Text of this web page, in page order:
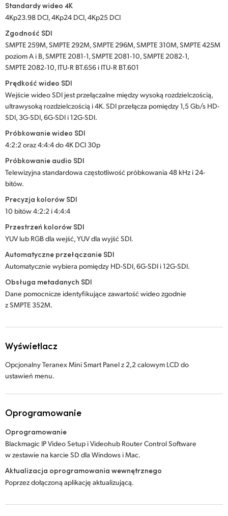
Standardy wideo 4K
4Kp23.98 DCI, 4Kp24 DCI, 4Kp25 DCI
Zgodność SDI
SMPTE 259M, SMPTE 292M, SMPTE 296M, SMPTE 310M, SMPTE 425M
poziom A i B, SMPTE 2081‑1, SMPTE 2081‑10, SMPTE 2082‑1,
SMPTE 2082‑10, ITU‑R BT.656 i ITU‑R BT.601
Prędkość wideo SDI
Wejście wideo SDI jest przełączalne między wysoką rozdzielczością,
ultrawysoką rozdzielczością i 4K. SDI przełącza pomiędzy 1,5 Gb/s HD-
SDI, 3G-SDI, 6G-SDI i 12G-SDI.
Próbkowanie wideo SDI
4:2:2 oraz 4:4:4 do 4K DCI 30p
Próbkowanie audio SDI
Telewizyjna standardowa częstotliwość próbkowania 48 kHz i 24-
bitów.
Precyzja kolorów SDI
10 bitów 4:2:2 i 4:4:4
Przestrzeń kolorów SDI
YUV lub RGB dla wejść, YUV dla wyjść SDI.
Automatyczne przełączanie SDI
Automatycznie wybiera pomiędzy HD-SDI, 6G-SDI i 12G-SDI.
Obsługa metadanych SDI
Dane pomocnicze identyfikujące zawartość wideo zgodnie
z SMPTE 352M.
Wyświetlacz
Opcjonalny Teranex Mini Smart Panel z 2,2 calowym LCD do
ustawień menu.
Oprogramowanie
Oprogramowanie
Blackmagic IP Video Setup i Videohub Router Control Software
w zestawie na karcie SD dla Windows i Mac.
Aktualizacja oprogramowania wewnętrznego
Poprzez dołączoną aplikację aktualizującą.